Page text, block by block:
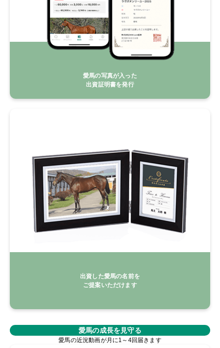
愛馬の写真が入った
出資証明書を発行
出資した愛馬の名前を
ご提案いただけます
愛馬の成長を見守る
愛馬の近況動画が月に1～4回届きます